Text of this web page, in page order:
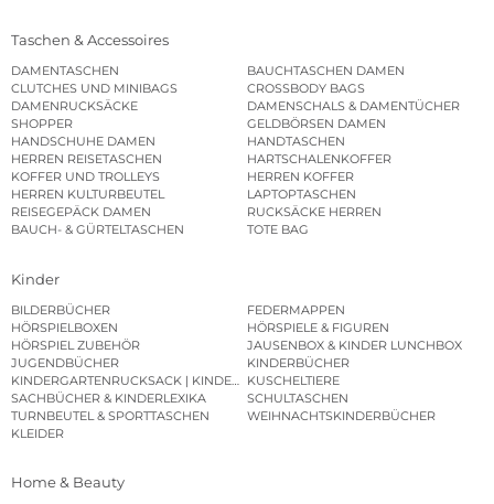
Taschen & Accessoires
DAMENTASCHEN
BAUCHTASCHEN DAMEN
CLUTCHES UND MINIBAGS
CROSSBODY BAGS
DAMENRUCKSÄCKE
DAMENSCHALS & DAMENTÜCHER
SHOPPER
GELDBÖRSEN DAMEN
HANDSCHUHE DAMEN
HANDTASCHEN
HERREN REISETASCHEN
HARTSCHALENKOFFER
KOFFER UND TROLLEYS
HERREN KOFFER
HERREN KULTURBEUTEL
LAPTOPTASCHEN
REISEGEPÄCK DAMEN
RUCKSÄCKE HERREN
BAUCH- & GÜRTELTASCHEN
TOTE BAG
Kinder
BILDERBÜCHER
FEDERMAPPEN
HÖRSPIELBOXEN
HÖRSPIELE & FIGUREN
HÖRSPIEL ZUBEHÖR
JAUSENBOX & KINDER LUNCHBOX
JUGENDBÜCHER
KINDERBÜCHER
KINDERGARTENRUCKSACK | KINDERGARTENBEUTEL
KUSCHELTIERE
SACHBÜCHER & KINDERLEXIKA
SCHULTASCHEN
TURNBEUTEL & SPORTTASCHEN
WEIHNACHTSKINDERBÜCHER
KLEIDER
Home & Beauty